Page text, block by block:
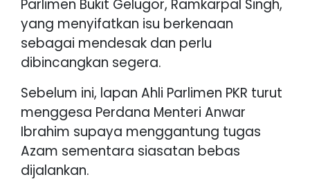
Parlimen Bukit Gelugor, Ramkarpal Singh,
yang menyifatkan isu berkenaan
sebagai mendesak dan perlu
dibincangkan segera.
Sebelum ini, lapan Ahli Parlimen PKR turut
menggesa Perdana Menteri Anwar
Ibrahim supaya menggantung tugas
Azam sementara siasatan bebas
dijalankan.